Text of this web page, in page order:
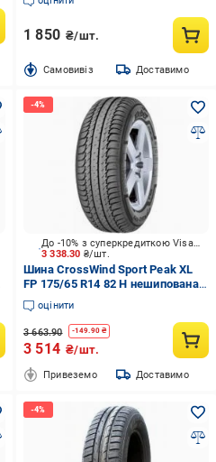
1 850 ₴/шт.
Cамовивіз Доставимо
3 338.30 ₴/шт.
До -10% з суперкредиткою Visa Вигода
Шина CrossWind Sport Peak XL
FP 175/65 R14 82 H нешипована
літо
оцінити
3 663.90 -149.90₴
3 514 ₴/шт.
Привеземо Доставимо